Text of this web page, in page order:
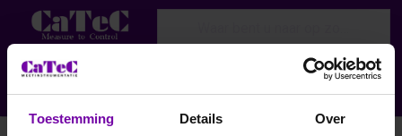
Toestemming Details Over
Menu Aanmelden